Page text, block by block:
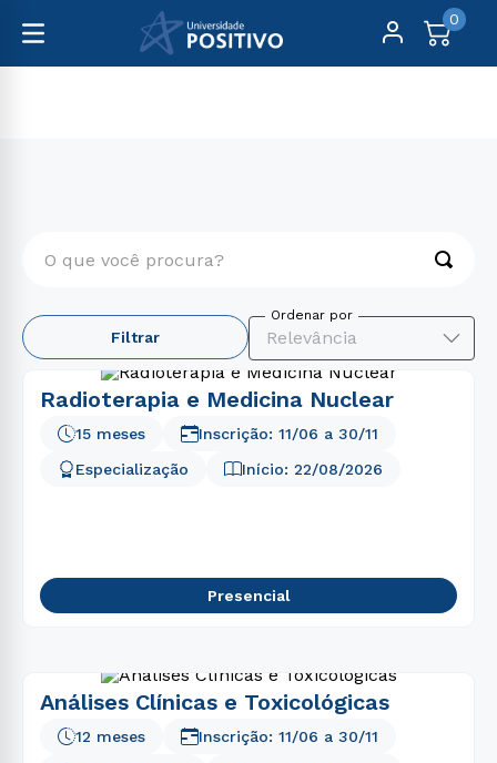
0
Filtrar Relevância
Radioterapia e Medicina Nuclear
Especialização
15 meses
Início: 22/08/2026
Inscrição: 11/06 a 30/11
Presencial
Análises Clínicas e Toxicológicas
12 meses
Inscrição: 11/06 a 30/11
TERMOS MAIS BUSCADOS
engenharia
2º
educação física
º
medicina
7º
enfermagem
8º
psicologia
10
farmácia